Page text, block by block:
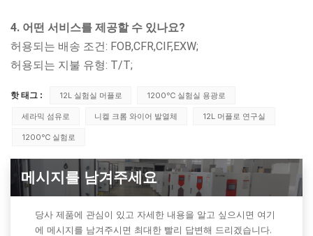
4. 어떤 서비스를 제공할 수 있나요?
허용되는 배송 조건: FOB,CFR,CIF,EXW;
허용되는 지불 유형: T/T;
핫 태그 : 12L 실험실 머플로 1200℃ 실험실 용광로
세라믹 섬유로 니켈 크롬 와이어 발열체 12L 머플로 연구실
1200℃ 실험로
메시지를 남겨주세요
당사 제품에 관심이 있고 자세한 내용을 알고 싶으시면 여기
에 메시지를 남겨주시면 최대한 빨리 답변해 드리겠습니다.